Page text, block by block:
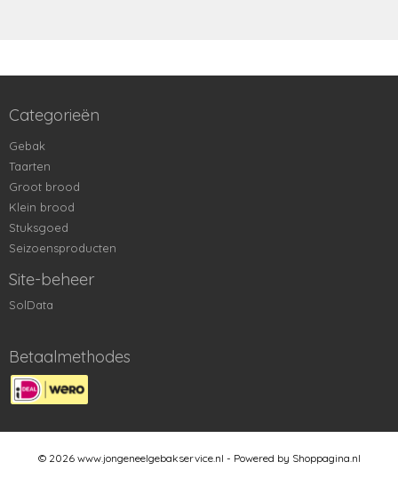
Categorieën
Gebak
Taarten
Groot brood
Klein brood
Stuksgoed
Seizoensproducten
Site-beheer
SolData
Betaalmethodes
© 2026 www.jongeneelgebakservice.nl - Powered by Shoppagina.nl